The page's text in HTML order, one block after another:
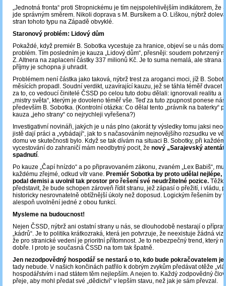
„Jednotná fronta“ proti Stropnickému je tím nejspolehlivějším indikátorem, že
jde správným směrem. Nikoli doprava s M. Bursíkem a O. Liškou, nýbrž
stran tohoto typu na Západě obvyklé.
Staronový problém: Lidový dům
Pokaždé, když premiér B. Sobotka vycestuje za hranice, objeví se u nás
problém. Tím posledním je kauza „Lidový dům“, přesněji: soudem potvrzený
Z. Altnera na zaplacení částky 337 milionů Kč. Je to suma nemalá, ale strana
příjmy je schopna ji uhradit.
Problémem není částka jako taková, nýbrž trest za aroganci moci, jíž B.
měsících propadl. Soudní verdikt, uzavírající kauzu, jež se táhla téměř dvacet
za to, co vedoucí činitelé ČSSD po celou tuto dobu dělali: ignorovali realitu a
„mistry světa“, kterým je dovoleno téměř vše. Teď za tuto zpupnost ponese
především B. Sobotka. (Kontrolní otázka: Co dělal tento „právník na baterky“
kauza „jeho strany“ co nejrychleji vyřešena?)
Investigativní novináři, jakých je u nás plno (akorát ty výsledky tomu jaksi
jistě dají práci a „vybádají“, jak to s načasováním nejnovějšího rozsudku ve
domu ve skutečnosti bylo. Když se tak dívám na situaci B. Sobotky, při
vycestování do zahraničí mám neodbytný pocit, že nový „Sarajevský
spadnutí.
Po kauze „Čapí hnízdo“ a po připravovaném zákonu, zvaném „Lex Babiš“,
každému zřejmé, odkud vítr vane. Premiér Sobotka by proto udělal nejlépe,
podal demisi a uvolnil tak prostor pro řešení své neudržitelné pozice.
představit, že bude schopen zároveň řídit stranu, jež zápasí o přežití, i vládu,
historicky nesrovnatelně obtížnější úkoly než doposud. Logickým řešením by
alespoň uvolnění jedné z obou funkcí.
Mysleme na budoucnost!
Nejen ČSSD, nýbrž ani ostatní strany u nás, se dlouhodobě nestarají o
„kádrů“. Je to politika krátkozraká, která jen potvrzuje, že neexistuje žádná
že pro stranické vedení je prioritní přítomnost. Je to nebezpečný trend, který
dobře. I proto je současná ČSSD na tom tak špatně.
Jen nezodpovědný hospodář se nestará o to, kdo bude pokračovatelem
tady nebude. V našich končinách patřilo k dobrým zvykům předávat otěže
hospodářstvím i nad státem těm nejlepším. A nejen to. Každý zodpovědný
přeje, aby mohl předat své „dědictví“ v lepším stavu, než jak je sám převzal.